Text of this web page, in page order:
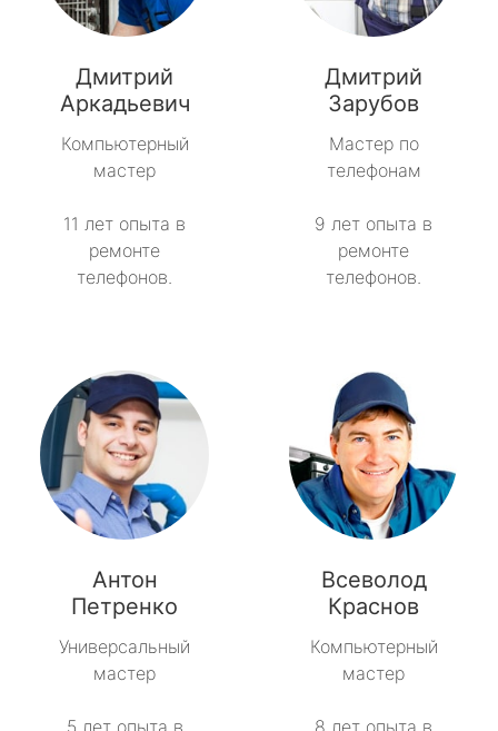
Дмитрий
Аркадьевич
Компьютерный
мастер
11 лет опыта в
ремонте
телефонов.
Дмитрий
Зарубов
Мастер по
телефонам
9 лет опыта в
ремонте
телефонов.
Антон
Петренко
Универсальный
мастер
Всеволод
Краснов
Компьютерный
мастер